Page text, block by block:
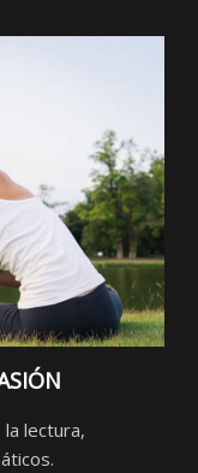
lectura,